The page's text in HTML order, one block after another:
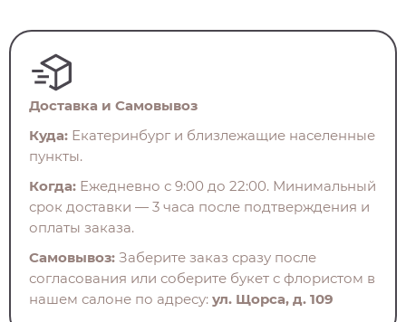
Доставка и Самовывоз
Куда: Екатеринбург и близлежащие населенные
пункты.
Когда: Ежедневно с 9:00 до 22:00. Минимальный
срок доставки — 3 часа после подтверждения и
оплаты заказа.
Самовывоз: Заберите заказ сразу после
согласования или соберите букет с флористом в
нашем салоне по адресу: ул. Щорса, д. 109